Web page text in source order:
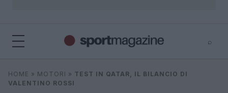
⌕
Cerca
HOME » MOTORI » TEST IN QATAR, IL BILANCIO DI
VALENTINO ROSSI